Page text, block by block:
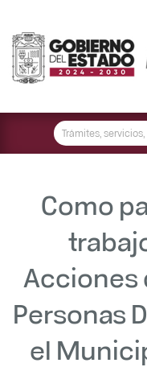
Como
Acciones
Personas
el